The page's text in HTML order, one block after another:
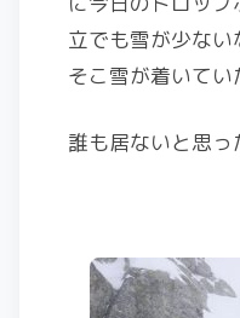
立でも雪が少な
そこ雪が着いてい
誰も居ないと思